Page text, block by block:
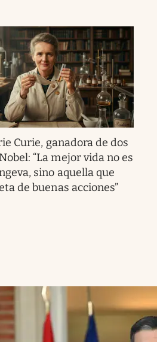
Curie, ganadora de dos
“La mejor vida no es
sino aquella que
de buenas acciones”